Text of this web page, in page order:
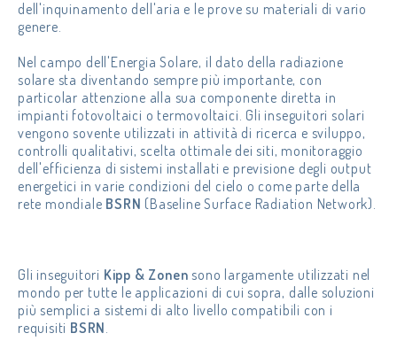
dell'inquinamento dell'aria e le prove su materiali di vario
genere.
Nel campo dell'Energia Solare, il dato della radiazione
solare sta diventando sempre più importante, con
particolar attenzione alla sua componente diretta in
impianti fotovoltaici o termovoltaici. Gli inseguitori solari
vengono sovente utilizzati in attività di ricerca e sviluppo,
controlli qualitativi, scelta ottimale dei siti, monitoraggio
dell'efficienza di sistemi installati e previsione degli output
energetici in varie condizioni del cielo o come parte della
rete mondiale BSRN (Baseline Surface Radiation Network).
Gli inseguitori Kipp & Zonen sono largamente utilizzati nel
mondo per tutte le applicazioni di cui sopra, dalle soluzioni
più semplici a sistemi di alto livello compatibili con i
requisiti BSRN.